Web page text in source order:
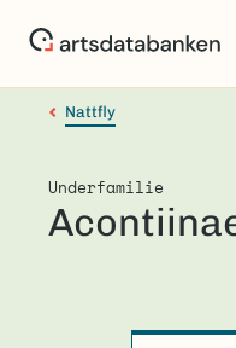
Nattfly
Underfamilie